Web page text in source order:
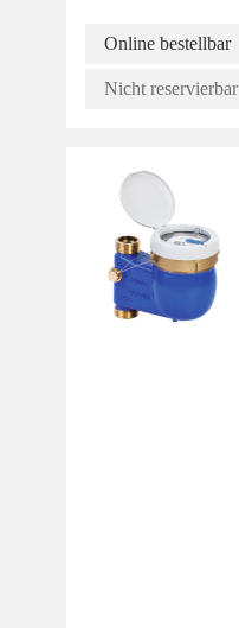
Online bestellbar
Nicht reservierbar